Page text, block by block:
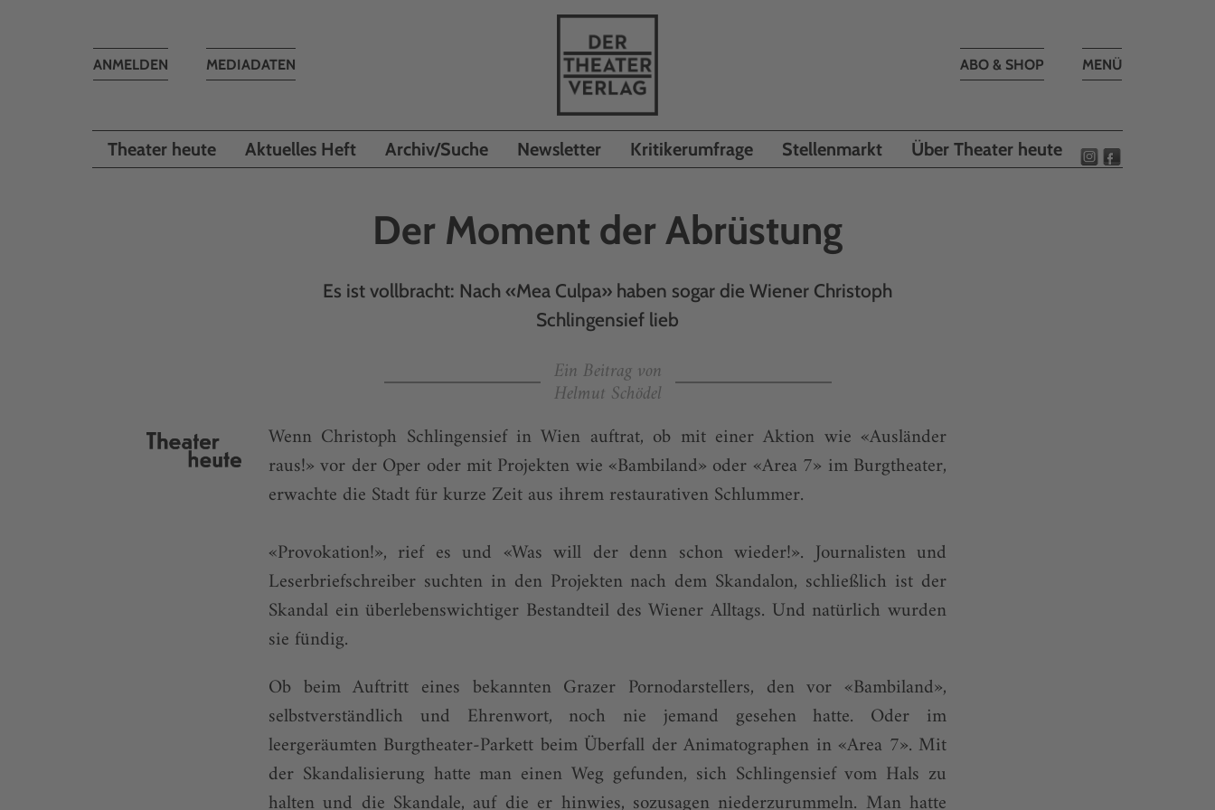
Toggle
MENÜ
ABO & SHOP
MEDIADATEN
Toggle
ANMELDEN
Theater heute Aktuelles Heft Archiv/Suche Newsletter Kritikerumfrage Stellenmarkt Über Theater heute
Der Moment der Abrüstung
Es ist vollbracht: Nach «Mea Culpa» haben sogar die Wiener Christoph
Schlingensief lieb
Ein Beitrag von
Helmut Schödel
Wenn Christoph Schlingensief in Wien auftrat, ob mit einer Aktion wie «Ausländer
raus!» vor der Oper oder mit Projekten wie «Bambiland» oder «Area 7» im Burgtheater,
erwachte die Stadt für kurze Zeit aus ihrem restaurativen Schlummer.
«Provokation!», rief es und «Was will der denn schon wieder!». Journalisten und
Leserbriefschrei­ber suchten in den Projekten nach dem Skandalon, schließlich ist der
Skandal ein überlebenswichtiger Bestandteil des Wiener Alltags. Und natürlich wurden
sie fündig.
Ob beim Auftritt eines bekannten Grazer Pornodarstellers, den vor «Bambiland»,
selbstverständlich und Ehrenwort, noch nie jemand gesehen hatte. Oder im
leergeräumten Burgtheater-Parkett beim Überfall der Animatographen in «Area 7». Mit
der Skandalisierung hatte man einen Weg gefunden, sich Schlingensief vom Hals zu
halten und die Skandale, auf die er hinwies, sozusagen niederzurummeln. Man hatte